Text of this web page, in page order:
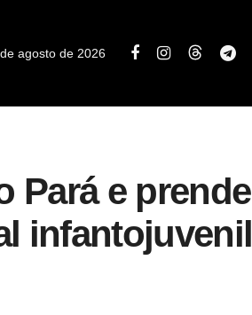
agosto de 2026
Pará e prende
infantojuvenil